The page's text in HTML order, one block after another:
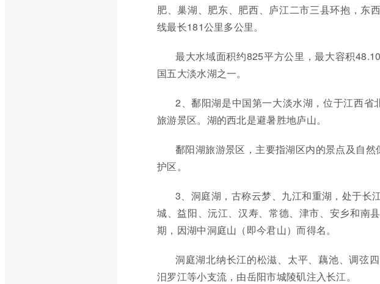
肥、巢湖、肥东、肥西、庐江二市三县环抱，东
线最长181公里多公里。
最大水域面积约825平方公里，最大容积
国五大淡水湖之一。
2、鄱阳湖是中国第一大淡水湖，位于江西
旅游景区。湖的西北是避暑胜地庐山。
鄱阳湖旅游景区，主要指湖区内的景点及自
护区。
3、洞庭湖，古称云梦、九江和重湖，处于长
城、益阳、沅江、汉寿、常德、津市、安乡和南
期，因湖中洞庭山（即今君山）而得名。
洞庭湖北纳长江的松滋、太平、藕池、调弦
汨罗江等小支流，由岳阳市城陵矶注入长江。